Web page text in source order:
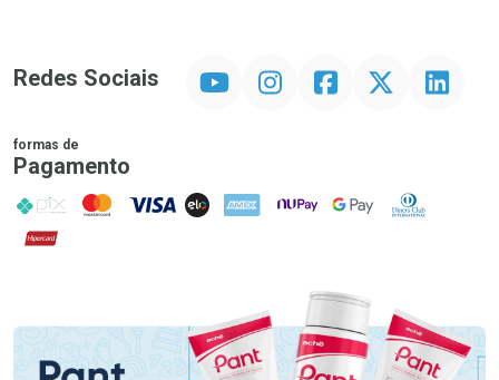
Redes Sociais InstagramFacebookTwitter Linkedin
formas de
Pagamento
PIX MasterCard
VISA ELO AMEX NuPay Google PayDiners Club
Hipercard
Promoção em Destaque